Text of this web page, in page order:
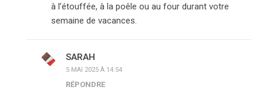
à l’étouffée, à la poêle ou au four durant votre
semaine de vacances.
SARAH
5 MAI 2025 À 14:54
RÉPONDRE